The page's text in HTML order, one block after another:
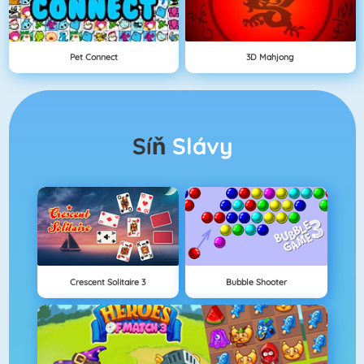
Pet Connect 3D Mahjong
Síň Slávy
Crescent Solitaire 3 Bubble Shooter